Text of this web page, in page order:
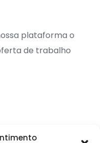
plataforma o
de trabalho